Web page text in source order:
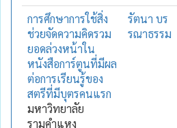
การศึกษาการใช้สิ่ง
ช่วยจัดความคิดรวม
ยอดล่วงหน้าใน
หนังสือการ์ตูนที่มีผล
ต่อการเรียนรู้ของ
สตรีที่มีบุตรคนแรก
มหาวิทยาลัย
รามคำแหง
รัตนา บร
รณาธรรม